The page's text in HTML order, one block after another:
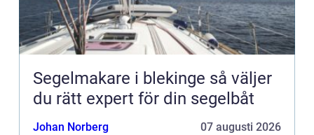
Segelmakare i blekinge så väljer
du rätt expert för din segelbåt
Johan Norberg 07 augusti 2026